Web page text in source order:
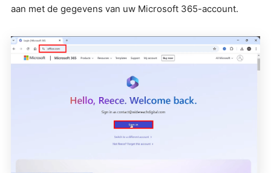
aan met de gegevens van uw Microsoft 365-account.